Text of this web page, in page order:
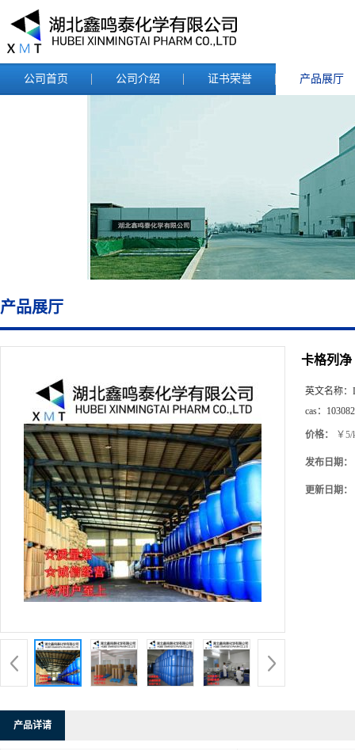
公司首页 公司介绍 证书荣誉 产品展厅
产品展厅
卡格列净
英文名称：
cas：
价格： ￥5/
发布日期：
更新日期：
产品详请